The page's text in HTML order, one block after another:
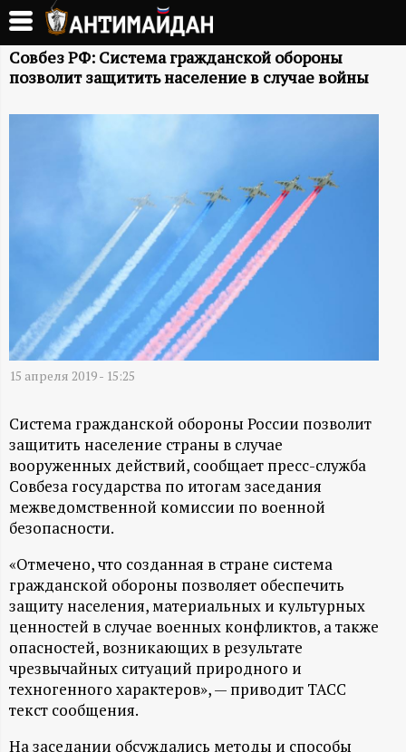
Перейти
основному
содержанию
А
М
Й
Д
Н
-
и
н
ф
о
р
Совбез РФ: Система гражданской обороны
позволит защитить население в случае войны
15 апреля 2019 - 15:25
Система гражданской обороны России позволит
защитить население страны в случае
вооруженных действий, сообщает пресс-служба
Совбеза государства по итогам заседания
межведомственной комиссии по военной
безопасности.
«Отмечено, что созданная в стране система
гражданской обороны позволяет обеспечить
защиту населения, материальных и культурных
ценностей в случае военных конфликтов, а также
опасностей, возникающих в результате
чрезвычайных ситуаций природного и
техногенного характеров», — приводит ТАСС
текст сообщения.
На заседании обсуждались методы и способы